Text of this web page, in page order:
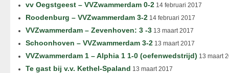
vv Oegstgeest – VVZwammerdam 0-2 14 februari 2017
Roodenburg – VVZwammerdam 3-2 14 februari 2017
VVZwammerdam – Zevenhoven: 3 -3 13 maart 2017
Schoonhoven – VVZwammerdam 3-2 13 maart 2017
VVZwammerdam 1 – Alphia 1 1-0 (oefenwedstrijd) 13 maart
Te gast bij v.v. Kethel-Spaland 13 maart 2017